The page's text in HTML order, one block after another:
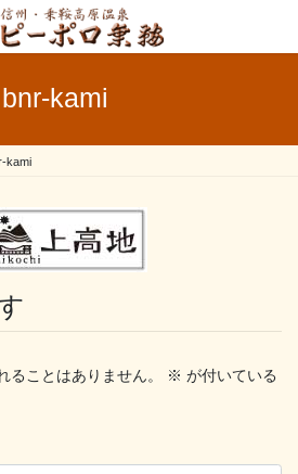
bnr-kami
kami
ることはありません。 ※ が付いている